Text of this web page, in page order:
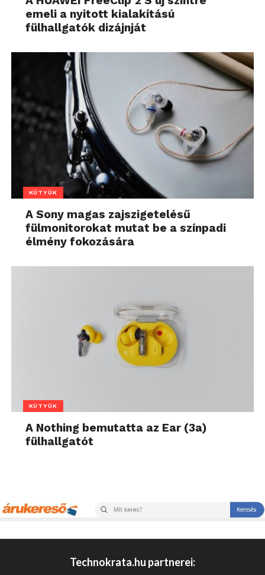
emeli a nyitott kialakítású
fülhallgatók dizájnját
KÜTYÜK
A Sony magas zajszigetelésű
fülmonitorokat mutat be a színpadi
élmény fokozására
KÜTYÜK
A Nothing bemutatta az Ear (3a)
fülhallgatót
Technokrata.hu partnerei: